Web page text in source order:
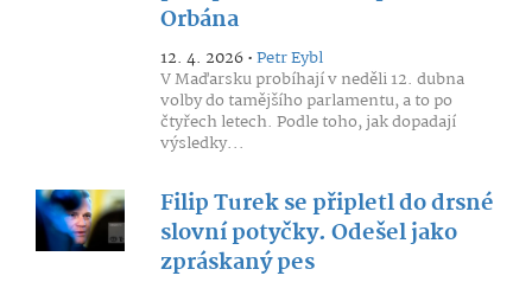
Orbána
12. 4. 2026 •Petr Eybl
V Maďarsku probíhají v neděli 12. dubna
volby do tamějšího parlamentu, a to po
čtyřech letech. Podle toho, jak dopadají
výsledky...
Filip Turek se připletl do drsné
slovní potyčky. Odešel jako
zpráskaný pes